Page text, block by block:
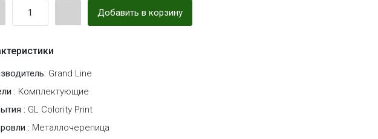
Добавить в корзину
Grand Line
: Комплектующие
: GL Colority Print
: Металлочерепица